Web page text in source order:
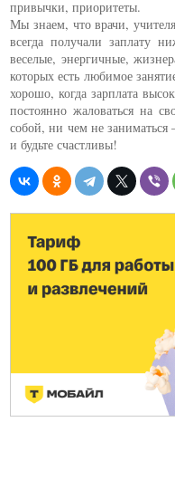
привычки, приоритеты.
Мы знаем, что врачи,
всегда получали заплату
веселые, энергичные,
которых есть любимое
хорошо, когда зарплата
постоянно жаловаться на
собой, ни чем не заниматься
и будьте счастливы!